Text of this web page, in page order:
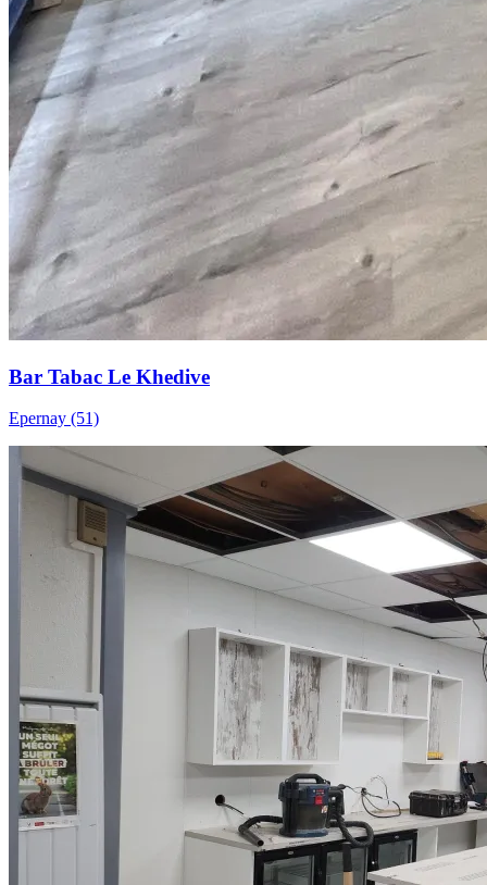
Bar Tabac Le Khedive
Epernay (51)